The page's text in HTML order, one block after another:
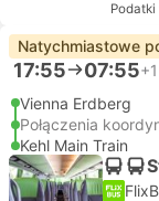
Natychmiastowe
17:55 07:55+1
Vienna Erdberg
Połączenia
Kehl Main Train